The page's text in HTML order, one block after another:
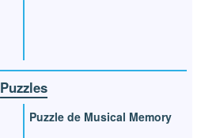
Puzzles
Puzzle de Musical Memory